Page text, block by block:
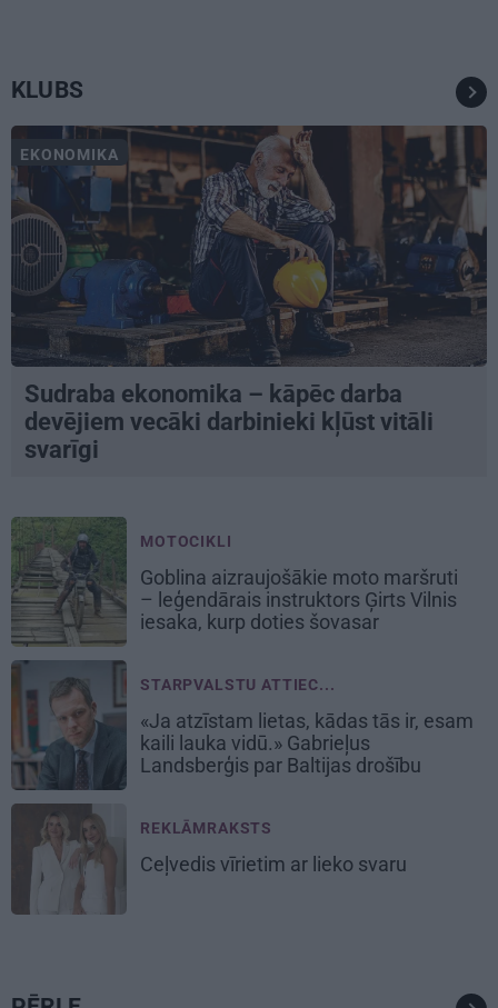
KLUBS
EKONOMIKA
Sudraba ekonomika – kāpēc darba
devējiem vecāki darbinieki kļūst vitāli
svarīgi
MOTOCIKLI
Goblina aizraujošākie moto maršruti
– leģendārais instruktors Ģirts Vilnis
iesaka, kurp doties šovasar
STARPVALSTU ATTIEC...
«Ja atzīstam lietas, kādas tās ir, esam
kaili lauka vidū.» Gabrieļus
Landsberģis par Baltijas drošību
REKLĀMRAKSTS
Ceļvedis vīrietim ar lieko svaru